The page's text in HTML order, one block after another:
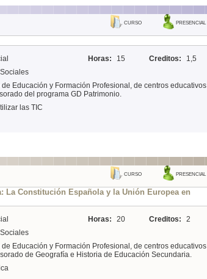
PRESENCIAL
CURSO
Horas: 15 Creditos:
1,5
Educación y Formación Profesional, de centros educativos
del programa GD Patrimonio.
las TIC
PRESENCIAL
CURSO
La Constitución Española y la Unión Europea en
Horas: 20 Creditos:
2
Educación y Formación Profesional, de centros educativos
de Geografía e Historia de Educación Secundaria.